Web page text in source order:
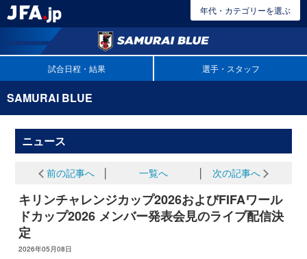
年代・カテゴリーを選ぶ
試合日程・結果 選手・スタッフ
SAMURAI BLUE
ニュース
前の記事へ 一覧へ 次の記事へ
キリンチャレンジカップ2026およびFIFAワール
ドカップ2026 メンバー発表会見のライブ配信決
定
2026年05月08日